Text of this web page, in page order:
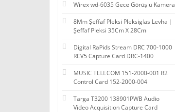
Wirex wd-6035 Gece Görüşlü Kamera
8Mm Şeffaf Pleksi Pleksiglas Levha |
Şeffaf Pleksi 35Cm X 28Cm
Digital RaPids Stream DRC 700-1000
REV5 Capture Card DRC-1400
MUSIC TELECOM 151-2000-001 R2
Control Card 152-2000-004
Targa T3200 138901PWB Audio
Video Acquisition Capture Card